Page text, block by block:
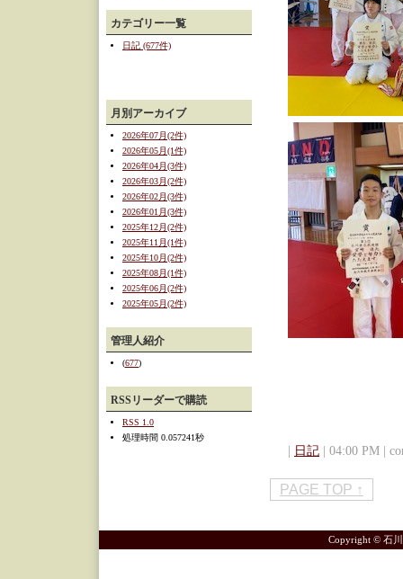
カテゴリー一覧
日記 (677件)
月別アーカイブ
2026年07月(2件)
2026年05月(1件)
2026年04月(3件)
2026年03月(2件)
2026年02月(3件)
2026年01月(3件)
2025年12月(2件)
2025年11月(1件)
2025年10月(2件)
2025年08月(1件)
2025年06月(2件)
2025年05月(2件)
管理人紹介
(677)
RSSリーダーで購読
RSS 1.0
処理時間 0.057241秒
| 日記 | 04:00 PM |
PAGE TOP ↑
Copyright © 石